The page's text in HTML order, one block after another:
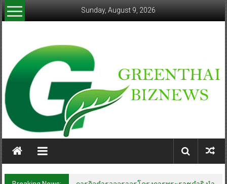
Skip
to
Sunday, August 9, 2026
greenthaibiznews.com